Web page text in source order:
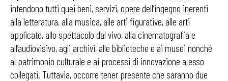
intendono tutti quei beni, servizi, opere dell’ingegno inerenti
alla letteratura, alla musica, alle arti figurative, alle arti
applicate, allo spettacolo dal vivo, alla cinematografia e
all’audiovisivo, agli archivi, alle biblioteche e ai musei nonché
al patrimonio culturale e ai processi di innovazione a esso
collegati. Tuttavia, occorre tener presente che saranno due